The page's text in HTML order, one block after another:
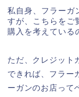
私自身、フラーガ
すが、こちらをご
購入を考えている
ただ、クレジット
できれば、フラー
ーガンのお店って